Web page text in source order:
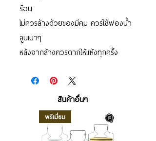
ร้อน
ไม่ควรล้างด้วยของมีคม ควรใช้ฟองน้ำ
ลูบเบาๆ
หลังจากล้างควรตากให้แห้งทุกครั้ง
สินค้าอื่นๆ
พรีเมี่ยม